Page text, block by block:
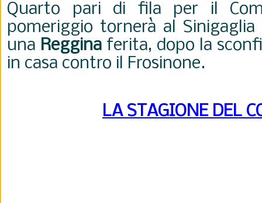
Quarto pari di fila per il
pomeriggio tornerà al
una Reggina ferita, dopo la
in casa contro il Frosinone.
LA STAGIONE DEL